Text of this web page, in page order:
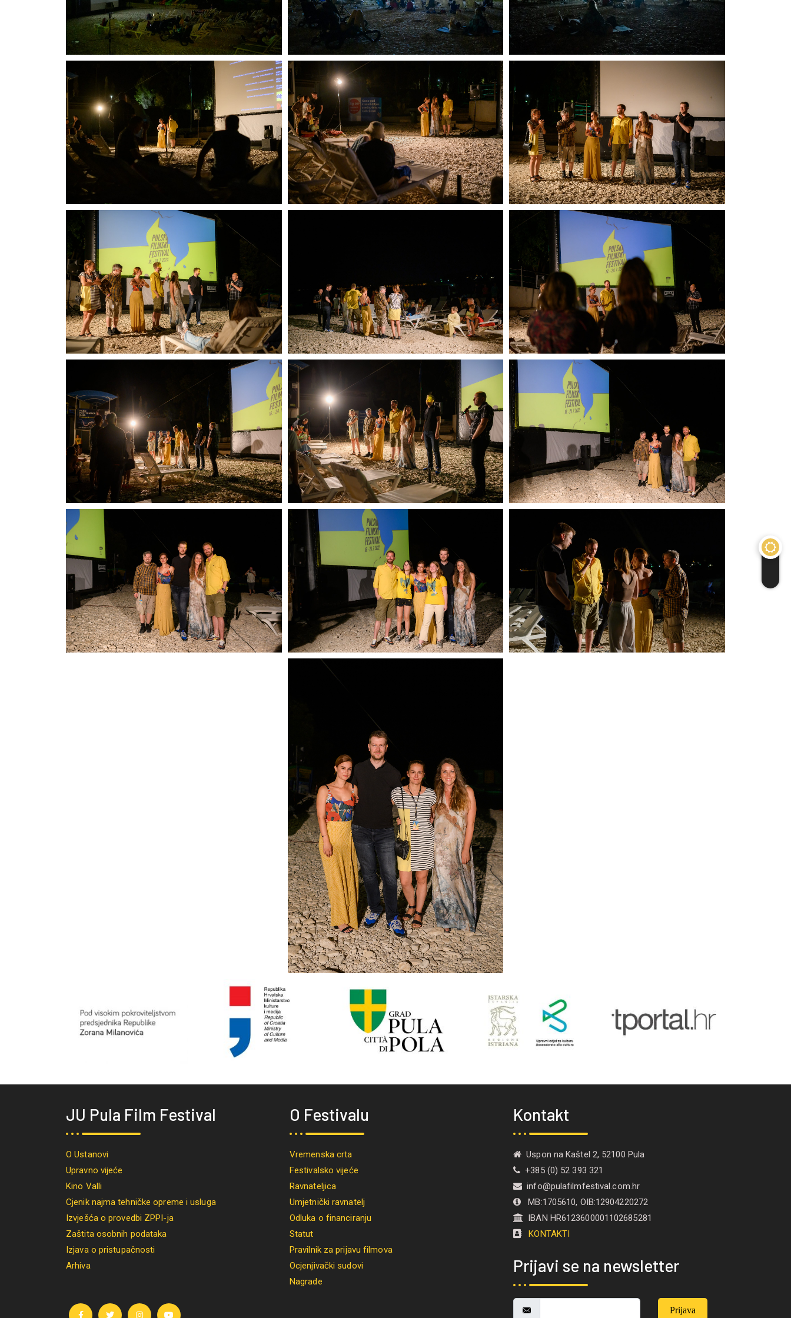
JU Pula Film Festival
O Ustanovi
Upravno vijeće
Kino Valli
Cjenik najma tehničke opreme i usluga
Izvješća o provedbi ZPPI-ja
Zaštita osobnih podataka
Izjava o pristupačnosti
Arhiva
O Festivalu
Vremenska crta
Festivalsko vijeće
Ravnateljica
Umjetnički ravnatelj
Odluka o financiranju
Statut
Pravilnik za prijavu filmova
Ocjenjivački sudovi
Nagrade
Kontakt
Uspon na Kaštel 2, 52100 Pula
+385 (0) 52 393 321
info@pulafilmfestival.com.hr
MB:1705610, OIB:12904220272
IBAN HR6123600001102685281
KONTAKTI
Prijavi se na newsletter
Prijava